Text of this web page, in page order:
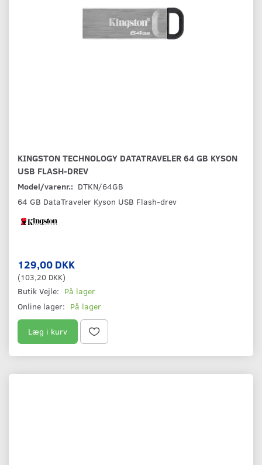
KINGSTON TECHNOLOGY DATATRAVELER 64 GB KYSON
USB FLASH-DREV
Model/varenr.: DTKN/64GB
64 GB DataTraveler Kyson USB Flash-drev
129,00 DKK
(103,20 DKK)
Butik Vejle: På lager
Online lager: På lager
Læg i kurv